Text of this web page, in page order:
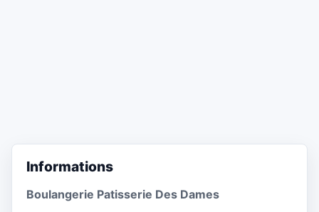
Informations
Boulangerie Patisserie Des Dames